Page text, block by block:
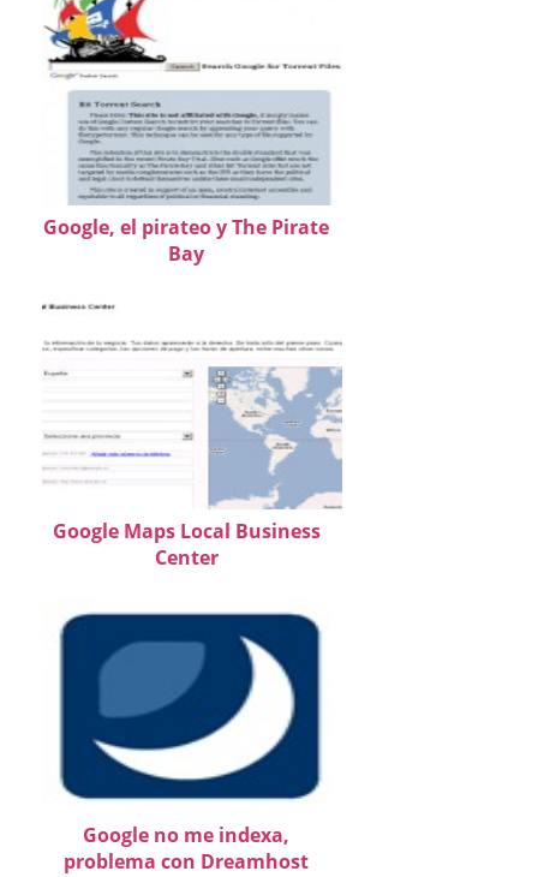
Google, el pirateo y The Pirate
Bay
Google Maps Local Business
Center
Google no me indexa,
problema con Dreamhost